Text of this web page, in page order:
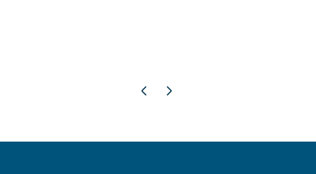
Pagina precedente
Pagina successiva